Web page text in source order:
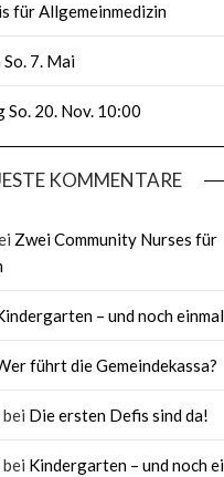
für Allgemeinmedizin
7. Mai
So. 20. Nov. 10:00
KOMMENTARE
Zwei Community Nurses für
– und noch einmal
führt die Gemeindekassa?
bei Die ersten Defis sind da!
bei Kindergarten – und noch